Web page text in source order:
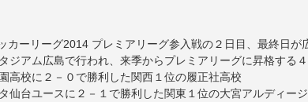
カーリーグ2014 プレミアリーグ参入戦の２日目、最終日が
ジアム広島で行われ、来季からプレミアリーグに昇格する４
高校に２－０で勝利した関西１位の履正社高校
仙台ユースに２－１で勝利した関東１位の大宮アルディー